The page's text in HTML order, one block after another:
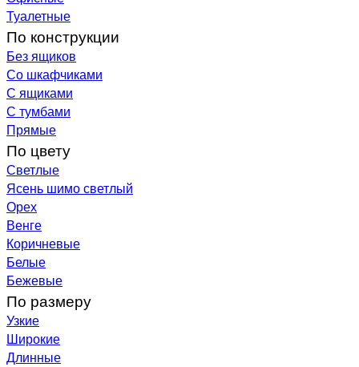
Туалетные
По конструкции
Без ящиков
Со шкафчиками
С ящиками
С тумбами
Прямые
По цвету
Светлые
Ясень шимо светлый
Орех
Венге
Коричневые
Белые
Бежевые
По размеру
Узкие
Широкие
Длинные